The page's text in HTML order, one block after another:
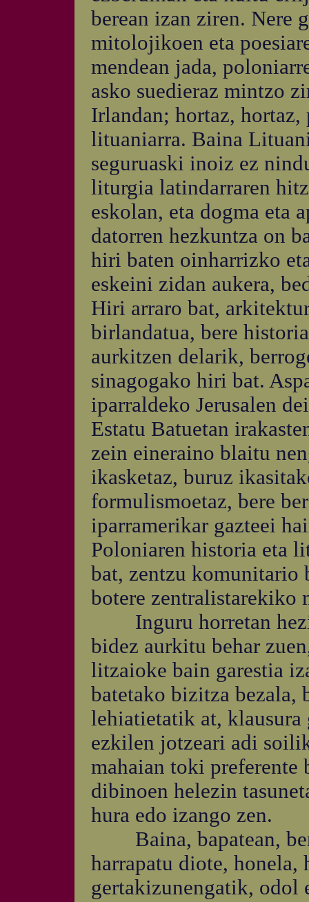
berean izan ziren. Nere
mitolojikoen eta
mendean jada,
asko suedieraz mintzo
Irlandan; hortaz, hortaz,
lituaniarra. Baina
seguruaski inoiz ez
liturgia latindarraren
eskolan, eta dogma eta
datorren hezkuntza on
hiri baten oinharrizko
eskeini zidan aukera,
Hiri arraro bat,
birlandatua, bere
aurkitzen delarik,
sinagogako hiri bat.
iparraldeko Jerusalen
Estatu Batuetan
zein eineraino blaitu
ikasketaz, buruz
formulismoetaz, bere
iparramerikar gazteei
Poloniaren historia eta
bat, zentzu komunitario
botere zentralistarekiko
Inguru horretan
bidez aurkitu behar
litzaioke bain garestia
batetako bizitza bezala,
lehiatietatik at, klausura
ezkilen jotzeari adi
mahaian toki preferente
dibinoen helezin
hura edo izango zen.
Baina, bapatean,
harrapatu diote, honela,
gertakizunengatik, odol